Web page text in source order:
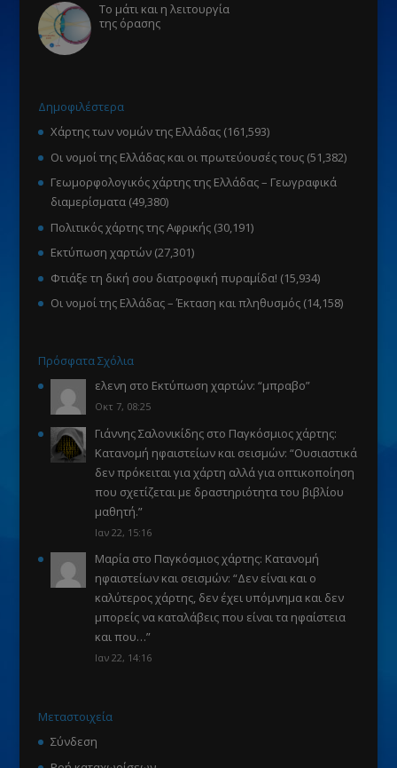
Το μάτι και η λειτουργία
της όρασης
Δημοφιλέστερα
Χάρτης των νομών της Ελλάδας (161,593)
Οι νομοί της Ελλάδας και οι πρωτεύουσές τους (51,382)
Γεωμορφολογικός χάρτης της Ελλάδας – Γεωγραφικά
διαμερίσματα (49,380)
Πολιτικός χάρτης της Αφρικής (30,191)
Εκτύπωση χαρτών (27,301)
Φτιάξε τη δική σου διατροφική πυραμίδα! (15,934)
Οι νομοί της Ελλάδας – Έκταση και πληθυσμός (14,158)
Πρόσφατα Σχόλια
ελενη στο Εκτύπωση χαρτών: “μπραβο”
Οκτ 7, 08:25
Γιάννης Σαλονικίδηςστο Παγκόσμιος χάρτης:
Κατανομή ηφαιστείων και σεισμών: “Ουσιαστικά
δεν πρόκειται για χάρτη αλλά για οπτικοποίηση
που σχετίζεται με δραστηριότητα του βιβλίου
μαθητή.”
Ιαν 22, 15:16
Μαρίαστο Παγκόσμιος χάρτης: Κατανομή
ηφαιστείων και σεισμών: “Δεν είναι και ο
καλύτερος χάρτης, δεν έχει υπόμνημα και δεν
μπορείς να καταλάβεις που είναι τα ηφαίστεια
και που…”
Ιαν 22, 14:16
Μεταστοιχεία
Σύνδεση